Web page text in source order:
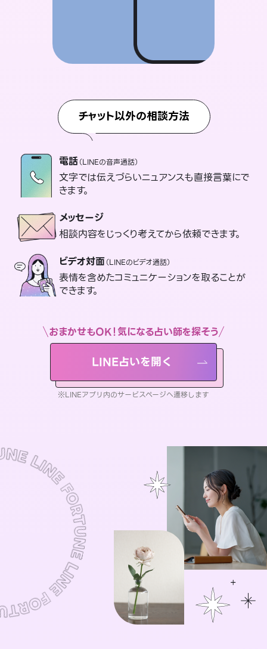
チャット以外の相談方法
電話（LINEの音声通話）
文字では伝えづらいニュアンスも直接言葉にで
きます。
メッセージ
相談内容をじっくり考えてから依頼できます。
ビデオ対面（LINEのビデオ通話）
表情を含めたコミュニケーションを取ることが
できます。
おまかせもOK！気になる占い師を探そう
LINE占いを開く
※LINEアプリ内のサービスページへ遷移します